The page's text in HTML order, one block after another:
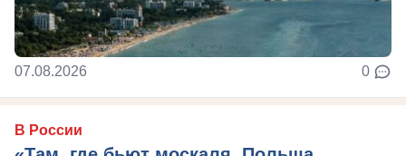
07.08.2026 0
В России